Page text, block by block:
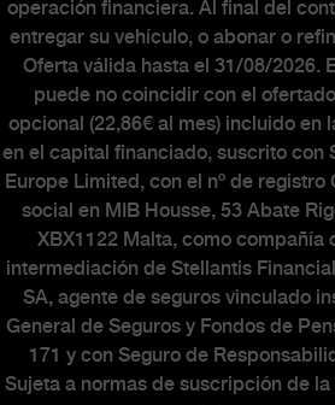
operación financiera. Al final del
entregar su vehículo, o abonar o
Oferta válida hasta el 31/08/2026.
puede no coincidir con el
opcional (22,86€ al mes) incluido en
en el capital financiado, suscrito con
Europe Limited, con el nº de
social en MIB Housse, 53 Abate
XBX1122 Malta, como compañía
intermediación de Stellantis
SA, agente de seguros vinculado
General de Seguros y Fondos de
171 y con Seguro de
Sujeta a normas de suscripción de